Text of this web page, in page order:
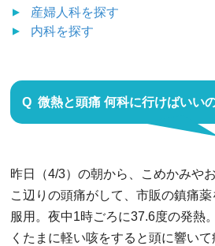
産婦人科を探す
内科を探す
微熱と頭痛 何科に行けばいい
昨日（4/3）の朝から、こめかみや
こ辺りの頭痛がして、市販の鎮痛薬
服用。夜中1時ごろに37.6度の発熱
くたまに軽い咳をすると頭に響いて